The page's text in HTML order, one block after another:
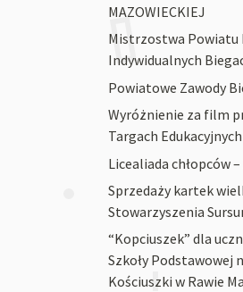
MAZOWIECKIEJ
Mistrzostwa Powiatu
Indywidualnych
Powiatowe Zawody
Wyróżnienie za film
Targach Edukacyjnych
Licealiada chłopców –
Sprzedaży kartek
Stowarzyszenia
“Kopciuszek” dla
Szkoły Podstawowej
Kościuszki w Rawie